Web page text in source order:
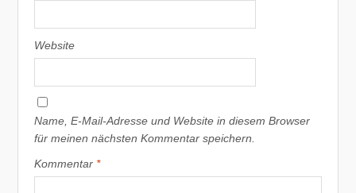
Website
Name, E-Mail-Adresse und Website in diesem Browser
für meinen nächsten Kommentar speichern.
Kommentar *